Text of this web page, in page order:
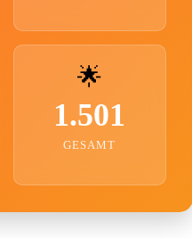
🌟
1.501
GESAMT